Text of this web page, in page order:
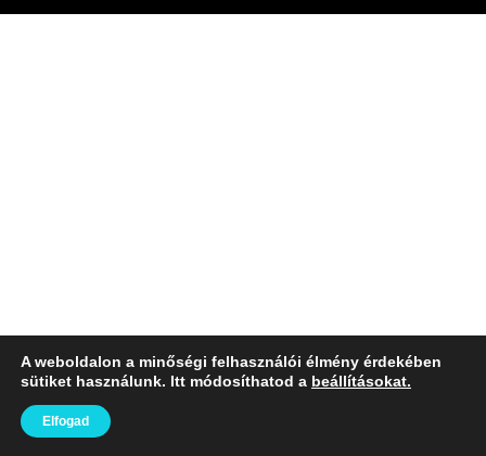
A weboldalon a minőségi felhasználói élmény érdekében
sütiket használunk. Itt módosíthatod a beállításokat.
Elfogad